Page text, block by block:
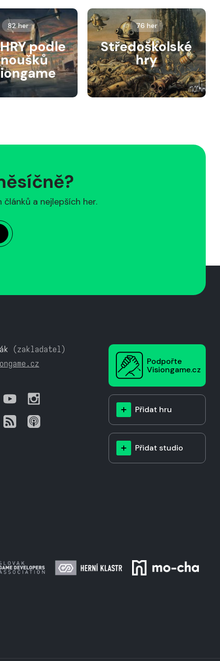
82 her
podle
76 her
Středoškolské
hry
a nejlepších her.
(zakladatel)
Podpořte
Visiongame.cz
Přidat hru
Přidat studio